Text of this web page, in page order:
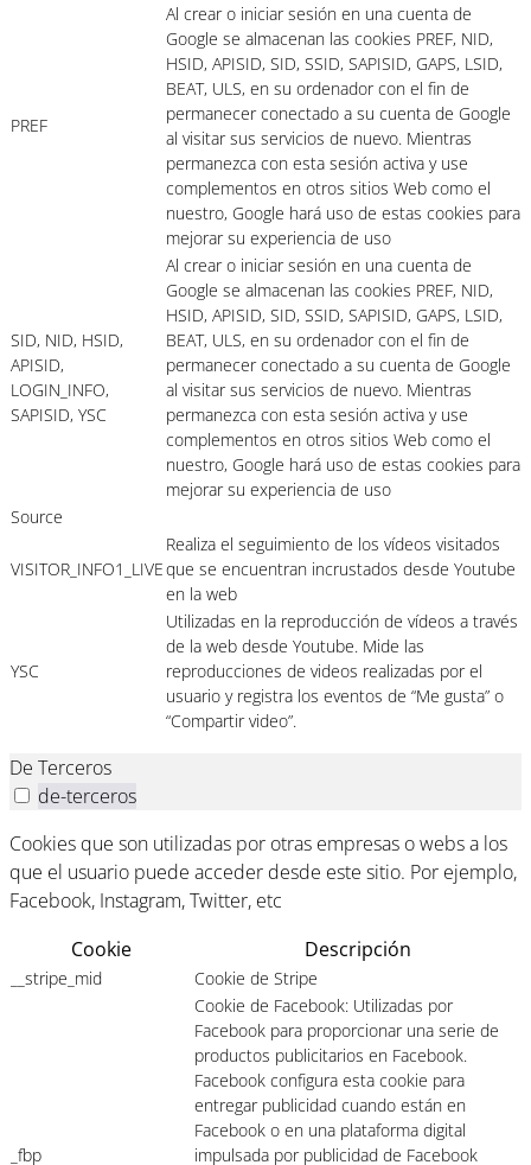
PREF
Al crear o iniciar sesión en una cuenta de
Google se almacenan las cookies PREF, NID,
HSID, APISID, SID, SSID, SAPISID, GAPS, LSID,
BEAT, ULS, en su ordenador con el fin de
permanecer conectado a su cuenta de Google
al visitar sus servicios de nuevo. Mientras
permanezca con esta sesión activa y use
complementos en otros sitios Web como el
nuestro, Google hará uso de estas cookies para
mejorar su experiencia de uso
SID, NID, HSID,
APISID,
LOGIN_INFO,
SAPISID, YSC
Al crear o iniciar sesión en una cuenta de
Google se almacenan las cookies PREF, NID,
HSID, APISID, SID, SSID, SAPISID, GAPS, LSID,
BEAT, ULS, en su ordenador con el fin de
permanecer conectado a su cuenta de Google
al visitar sus servicios de nuevo. Mientras
permanezca con esta sesión activa y use
complementos en otros sitios Web como el
nuestro, Google hará uso de estas cookies para
mejorar su experiencia de uso
Source
VISITOR_INFO1_LIVE
Realiza el seguimiento de los vídeos visitados
que se encuentran incrustados desde Youtube
en la web
YSC
Utilizadas en la reproducción de vídeos a través
de la web desde Youtube. Mide las
reproducciones de videos realizadas por el
usuario y registra los eventos de “Me gusta” o
“Compartir video”.
De Terceros
de-terceros
Cookies que son utilizadas por otras empresas o webs a los
que el usuario puede acceder desde este sitio. Por ejemplo,
Facebook, Instagram, Twitter, etc
Cookie
Descripción
__stripe_mid Cookie de Stripe
_fbp
Cookie de Facebook: Utilizadas por
Facebook para proporcionar una serie de
productos publicitarios en Facebook.
Facebook configura esta cookie para
entregar publicidad cuando están en
Facebook o en una plataforma digital
impulsada por publicidad de Facebook